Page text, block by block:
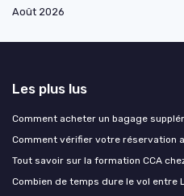
Août 2026
Les plus lus
Comment acheter un bagage
Comment vérifier votre réservation
Tout savoir sur la formation CCA
Combien de temps dure le vol entre